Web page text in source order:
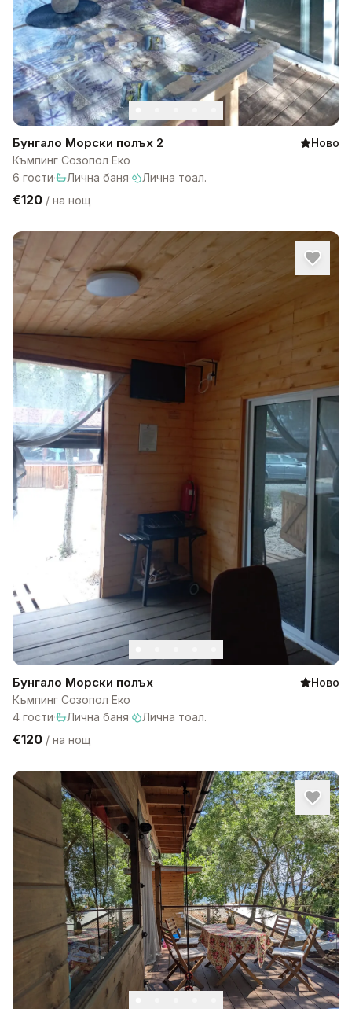
Бунгало Морски полъх 2
Ново
Къмпинг Созопол Еко
6 гости· Лична баня· Лична тоал.
€120 / на нощ
Бунгало Морски полъх
Ново
Къмпинг Созопол Еко
4 гости· Лична баня· Лична тоал.
€120 / на нощ